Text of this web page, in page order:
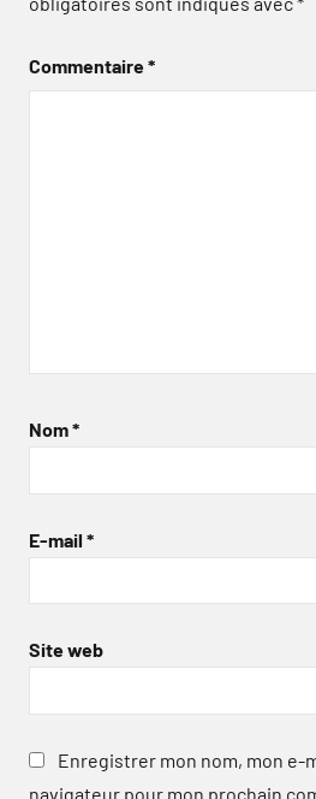
Commentaire*
Nom*
E-mail *
Site web
Enregistrer mon nom, mon e-
navigateur pour mon prochain